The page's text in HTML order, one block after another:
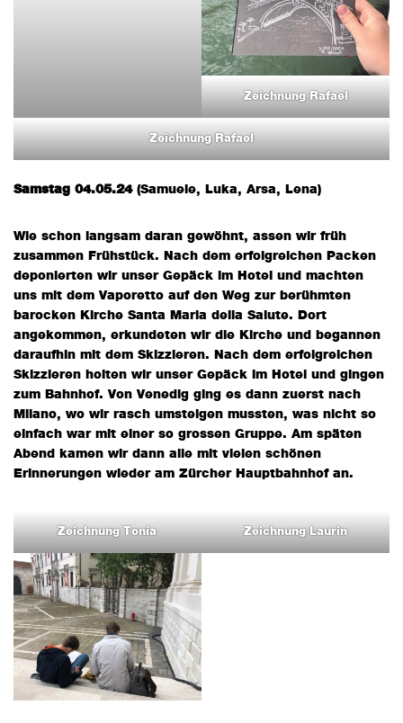
Zeichnung Rafael
Zeichnung Rafael
Samstag 04.05.24 (Samuele, Luka, Arsa, Lena)
Wie schon langsam daran gewöhnt, assen wir früh
zusammen Frühstück. Nach dem erfolgreichen Packen
deponierten wir unser Gepäck im Hotel und machten
uns mit dem Vaporetto auf den Weg zur berühmten
barocken Kirche Santa Maria della Salute. Dort
angekommen, erkundeten wir die Kirche und begannen
daraufhin mit dem Skizzieren. Nach dem erfolgreichen
Skizzieren holten wir unser Gepäck im Hotel und gingen
zum Bahnhof. Von Venedig ging es dann zuerst nach
Milano, wo wir rasch umsteigen mussten, was nicht so
einfach war mit einer so grossen Gruppe. Am späten
Abend kamen wir dann alle mit vielen schönen
Erinnerungen wieder am Zürcher Hauptbahnhof an.
Zeichnung Tonia Zeichnung Laurin